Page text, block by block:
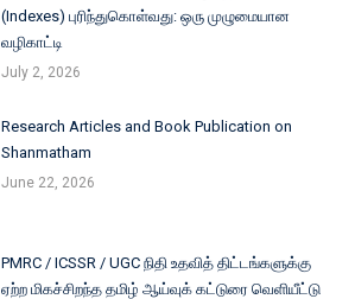
(Indexes) புரிந்துகொள்வது: ஒரு முழுமையான
வழிகாட்டி
July 2, 2026
Research Articles and Book Publication on
Shanmatham
June 22, 2026
PMRC / ICSSR / UGC நிதி உதவித் திட்டங்களுக்கு
ஏற்ற மிகச்சிறந்த தமிழ் ஆய்வுக் கட்டுரை வெளியீட்டு